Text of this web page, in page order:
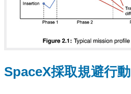
SpaceX採取規避行動